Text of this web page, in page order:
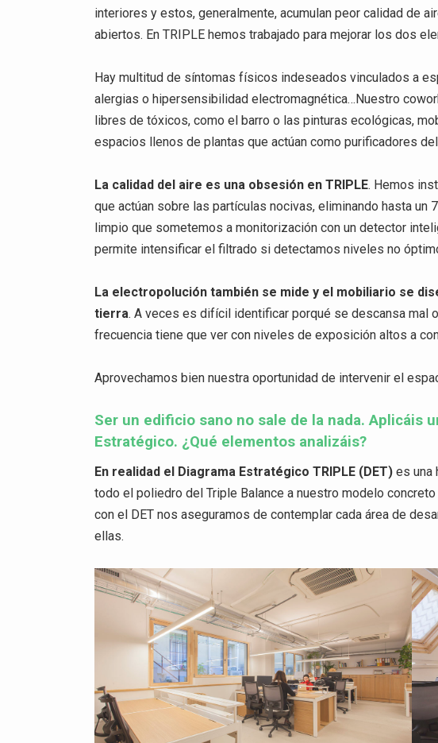
interiores y estos, generalmente, acumulan peor calidad de
abiertos. En TRIPLE hemos trabajado para mejorar los dos
Hay multitud de síntomas físicos indeseados vinculados a
alergias o hipersensibilidad electromagnética…Nuestro
libres de tóxicos, como el barro o las pinturas ecológicas,
espacios llenos de plantas que actúan como purificadores
La calidad del aire es una obsesión en TRIPLE. Hemos
que actúan sobre las partículas nocivas, eliminando hasta un
limpio que sometemos a monitorización con un detector
permite intensificar el filtrado si detectamos niveles no
La electropolución también se mide y el mobiliario se
tierra. A veces es difícil identificar porqué se descansa mal
frecuencia tiene que ver con niveles de exposición altos a
Aprovechamos bien nuestra oportunidad de intervenir el
Ser un edificio sano no sale de la nada. Aplicáis
Estratégico. ¿Qué elementos analizáis?
En realidad el Diagrama Estratégico TRIPLE (DET) es una
todo el poliedro del Triple Balance a nuestro modelo
con el DET nos aseguramos de contemplar cada área de
ellas.